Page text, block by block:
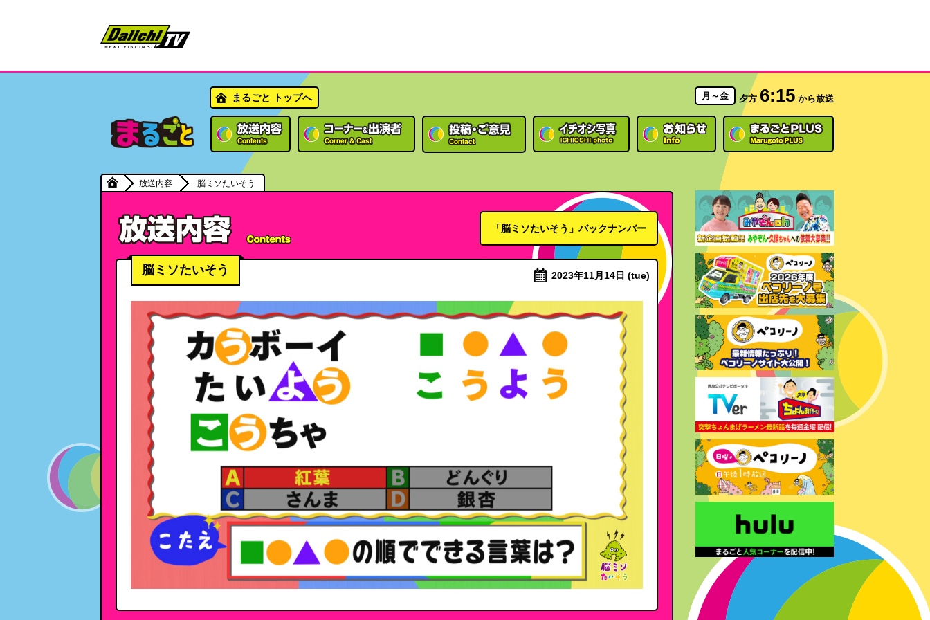
まるごと トップへ 月～金 夕方 6:15 から放送
放送内容 脳ミソたいそう
「脳ミソたいそう」バックナンバー
脳ミソたいそう 2023年11月14日 (tue)